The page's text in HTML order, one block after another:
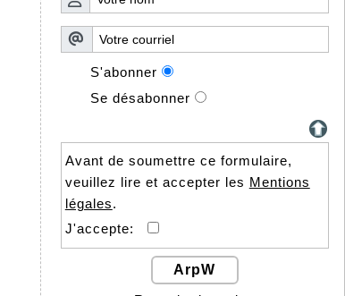
S'abonner
Se désabonner
Avant de soumettre ce formulaire,
veuillez lire et accepter les Mentions
légales.
J'accepte:
ArpW